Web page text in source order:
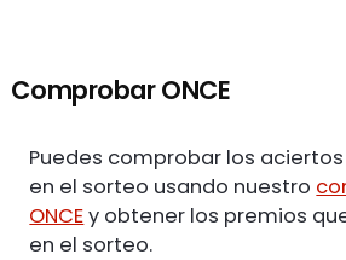
Comprobar ONCE
Puedes comprobar los
en el sorteo usando nuestro
ONCEy obtener los premios
en el sorteo.